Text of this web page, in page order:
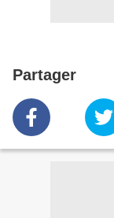
Partager